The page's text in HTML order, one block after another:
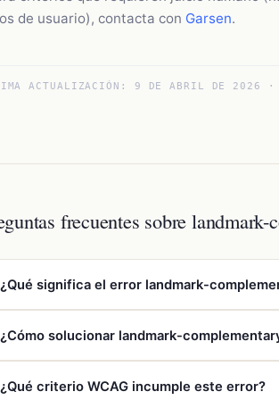
de usuario), contacta con Garsen.
ACTUALIZACIÓN: 9 DE ABRIL DE 2026 ·
frecuentes sobre
¿Qué significa el error landmark-
body o estar correctamente anidado según la
Accessibility Act (EAA) vigente en España
¿Cómo solucionar landmark-
&lt;main&gt;. Puedes verificar la corrección
¿Qué criterio WCAG incumple este error?